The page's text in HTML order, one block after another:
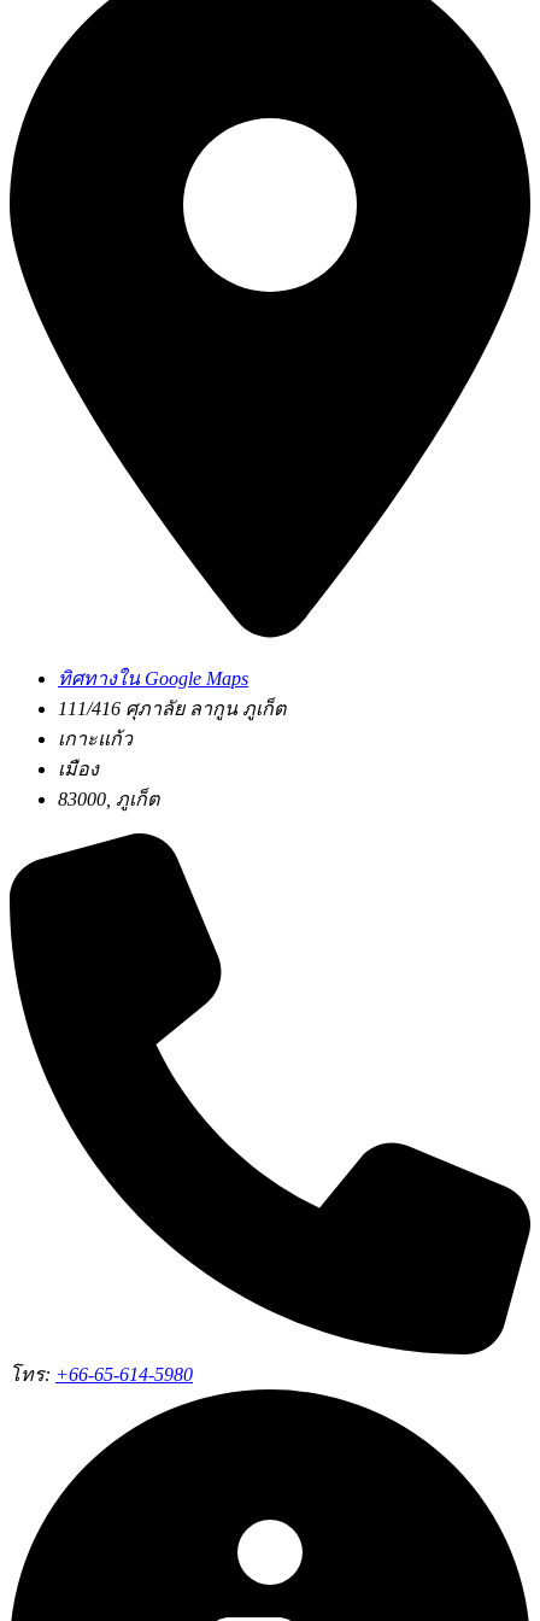
ทิศทางใน Google Maps
111/416 ศุภาลัย ลากูน ภูเก็ต
เกาะแก้ว
เมือง
83000, ภูเก็ต
โทร: +66-65-614-5980